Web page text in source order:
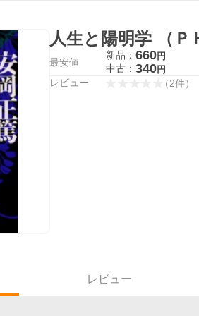
人生と陽明学 （Ｐ
最安値
新品： 660円
中古： 340円
レビュー （2件）
レビュー